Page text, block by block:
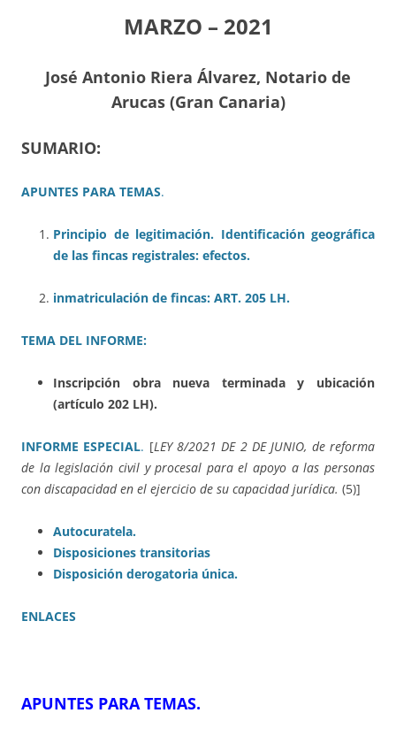
MARZO – 2021
José Antonio Riera Álvarez, Notario de
Arucas (Gran Canaria)
SUMARIO:
APUNTES PARA TEMAS.
Principio de legitimación. Identificación geográfica
de las fincas registrales: efectos.
inmatriculación de fincas: ART. 205 LH.
TEMA DEL INFORME:
Inscripción obra nueva terminada y ubicación
(artículo 202 LH).
INFORME ESPECIAL. [LEY 8/2021 DE 2 DE JUNIO, de reforma
de la legislación civil y procesal para el apoyo a las personas
con discapacidad en el ejercicio de su capacidad jurídica. (5)]
Autocuratela.
Disposiciones transitorias
Disposición derogatoria única.
ENLACES
APUNTES PARA TEMAS.